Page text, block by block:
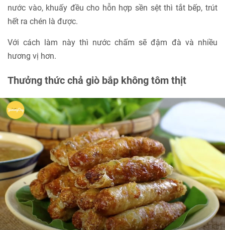
nước vào, khuấy đều cho hỗn hợp sền sệt thì tắt bếp, trút
hết ra chén là được.
Với cách làm này thì nước chấm sẽ đậm đà và nhiều
hương vị hơn.
Thưởng thức chả giò bắp không tôm thịt